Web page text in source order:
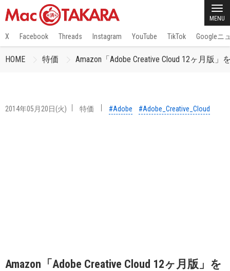
MENU
X Facebook Threads Instagram YouTube TikTok Googleニ
HOME 特価 Amazon「Adobe Creative Cloud 12ヶ月版
2014年05月20日(火) 特価 #Adobe #Adobe_Creative_Cloud
Amazon「Adobe Creative Cloud 12ヶ月版」を